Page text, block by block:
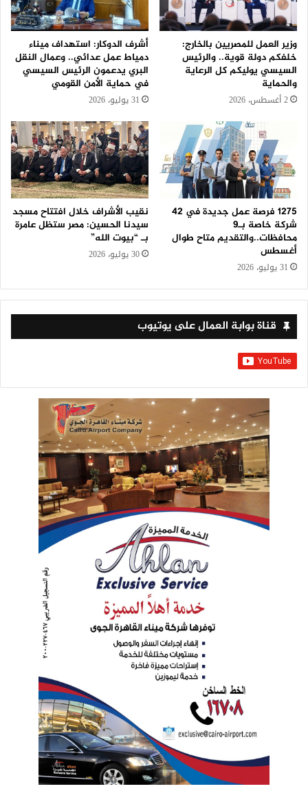
وزير العمل للمصريين بالخارج:
خلفكم دولة قوية.. والرئيس
السيسي يوليكم كل الرعاية
والحماية
2 أغسطس، 2026
أشرف الدوكار: استهداف ميناء
دمياط عمل عدائي.. وعمال النقل
البري يدعمون الرئيس السيسي
في حماية الأمن القومي
31 يوليو، 2026
1275 فرصة عمل جديدة في 42
شركة خاصة بـ9
محافظات..والتقديم متاح طوال
أغسطس
31 يوليو، 2026
نقيب الأشراف خلال افتتاح مسجد
سيدنا الحسين: مصر ستظل عامرة
بـ “بيوت الله”
30 يوليو، 2026
قناة بوابة العمال على يوتيوب